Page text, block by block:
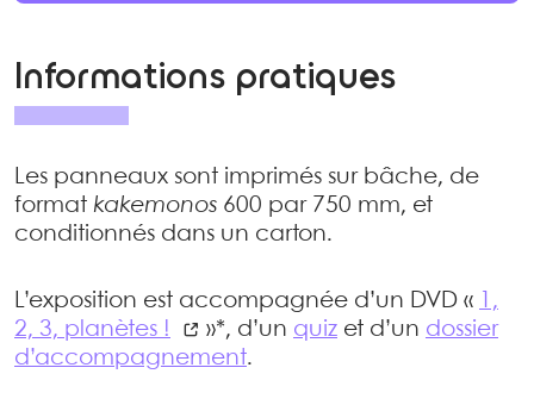
Informations pratiques
Les panneaux sont imprimés sur bâche, de
format kakemonos 600 par 750 mm, et
conditionnés dans un carton.
L’exposition est accompagnée d’un DVD «
1,
2, 3, planètes !
»*, d’un quiz et d’un dossier
d’accompagnement.